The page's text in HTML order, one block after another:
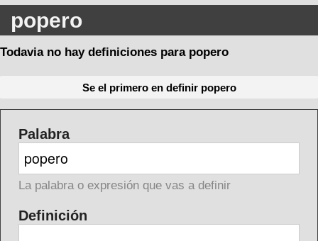
popero
Todavia no hay definiciones para popero
Se el primero en definir popero
Palabra
La palabra o expresión que vas a definir
Definición